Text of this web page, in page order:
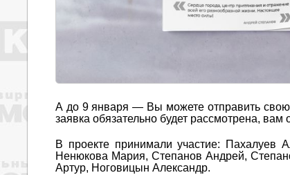
А до 9 января — Вы можете отправить свою
заявка обязательно будет рассмотрена,
В проекте принимали участие: Пахалуев
Ненюкова Мария, Степанов Андрей,
Артур, Ноговицын Александр.